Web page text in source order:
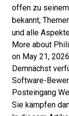
offen zu
bekannt,
und alle
More about
on May 21, 2026
Demnächst
Software-
Posteingang
Sie kämpfen